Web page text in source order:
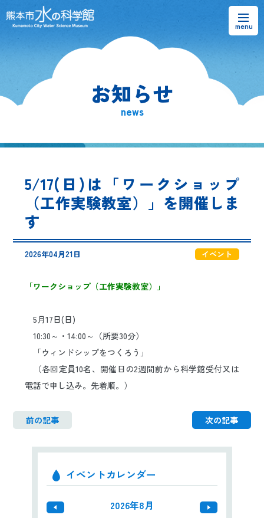
熊本市水の科学館とは
水のラーニングフィールド
お知らせ
news
5/17(日)は「ワークショップ
（工作実験教室）」を開催しま
す
2026年04月21日 イベント
「ワークショップ（工作実験教室）」
5月17日(日)
10:30～・14:00～（所要30分）
「ウィンドシップをつくろう」
（各回定員10名、開催日の2週間前から科学館受付又は
電話で申し込み。先着順。）
前の記事 次の記事
イベントカレンダー
2026年8月